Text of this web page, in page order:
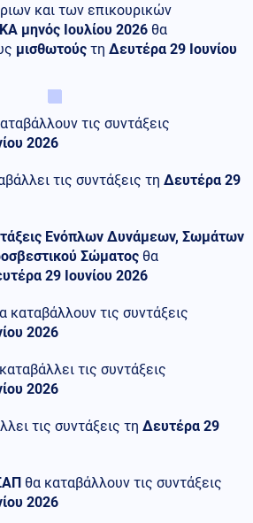
και των επικουρικών
μηνός Ιουλίου 2026 θα
μισθωτούς τη Δευτέρα 29 Ιουνίου
τις συντάξεις
2026
τις συντάξεις τη Δευτέρα 29
Ενόπλων Δυνάμεων, Σωμάτων
Σώματος θα
29 Ιουνίου 2026
καταβάλλουν τις συντάξεις
2026
τις συντάξεις
2026
τις συντάξεις τη Δευτέρα 29
θα καταβάλλουν τις συντάξεις
2026